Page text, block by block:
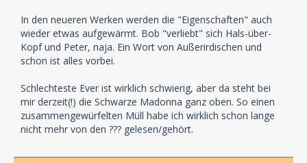
In den neueren Werken werden die "Eigenschaften" auch
wieder etwas aufgewärmt. Bob "verliebt" sich Hals-über-
Kopf und Peter, naja. Ein Wort von Außerirdischen und
schon ist alles vorbei.
Schlechteste Ever ist wirklich schwierig, aber da steht bei
mir derzeit(!) die Schwarze Madonna ganz oben. So einen
zusammengewürfelten Müll habe ich wirklich schon lange
nicht mehr von den ??? gelesen/gehört.